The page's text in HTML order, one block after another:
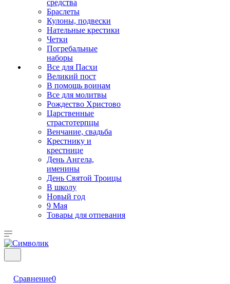
средства
Браслеты
Кулоны, подвески
Нательные крестики
Четки
Погребальные
наборы
Все для Пасхи
Великий пост
В помощь воинам
Все для молитвы
Рождество Христово
Царственные
страстотерпцы
Венчание, свадьба
Крестнику и
крестнице
День Ангела,
именины
День Святой Троицы
В школу
Новый год
9 Мая
Товары для отпевания
Сравнение0